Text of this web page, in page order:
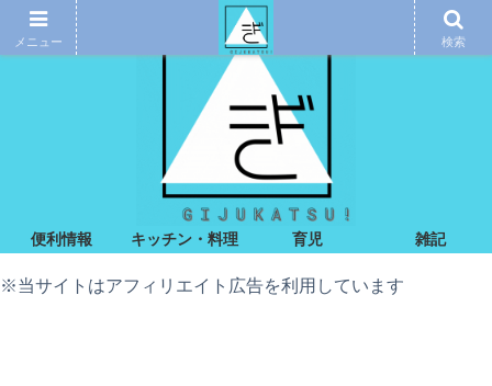
便利情報 キッチン・料理 育児 雑記
※当サイトはアフィリエイト広告を利用しています
メニュー 検索